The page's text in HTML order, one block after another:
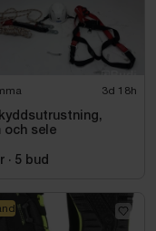
3d 18h
och sele
· 5 bud